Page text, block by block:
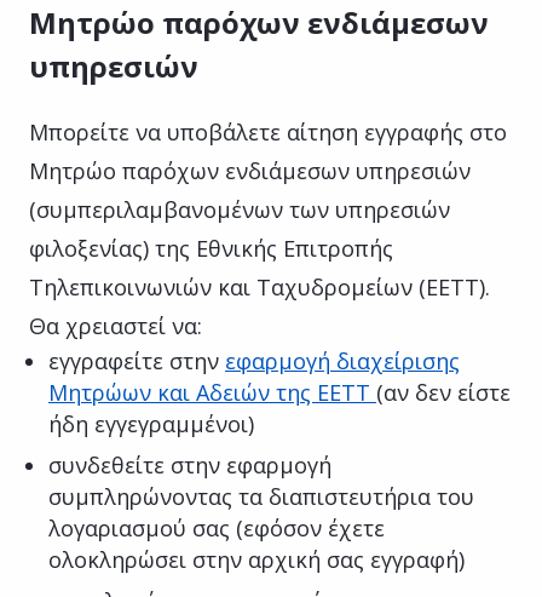
Μητρώο παρόχων ενδιάμεσων
υπηρεσιών
Μπορείτε να υποβάλετε αίτηση εγγραφής στο
Μητρώο παρόχων ενδιάμεσων υπηρεσιών
(συμπεριλαμβανομένων των υπηρεσιών
φιλοξενίας) της Εθνικής Επιτροπής
Τηλεπικοινωνιών και Ταχυδρομείων (ΕΕΤΤ).
Θα χρειαστεί να:
εγγραφείτε στην εφαρμογή διαχείρισης
Μητρώων και Αδειών της ΕΕΤΤ (αν δεν είστε
ήδη εγγεγραμμένοι)
συνδεθείτε στην εφαρμογή
συμπληρώνοντας τα διαπιστευτήρια του
λογαριασμού σας (εφόσον έχετε
ολοκληρώσει στην αρχική σας εγγραφή)